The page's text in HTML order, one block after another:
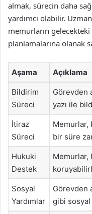
almak, sürecin daha
yardımcı olabilir.
memurların
planlamalarına olanak
Aşama Açıklama
Bildirim
Süreci
Görevden
yazı ile
İtiraz
Süreci
Memurlar,
bir süre
Hukuki
Destek
Memurlar,
Sosyal
Yardımlar
Görevden
gibi